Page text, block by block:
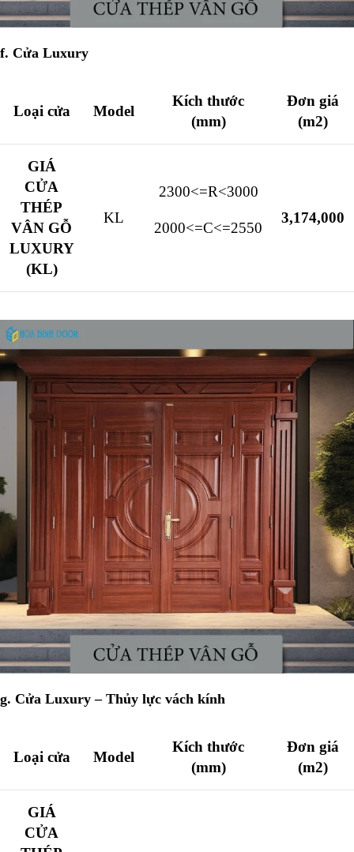
f. Cửa Luxury
Loại cửa Model
Kích thước
(mm)
Đơn giá
(m2)
GIÁ
CỬA
THÉP
VÂN GỖ
LUXURY
(KL)
KL
2300<=R<3000
2000<=C<=2550
3,174,000
g. Cửa Luxury– Thủy lực vách kính
Loại cửa Model
Kích thước
(mm)
Đơn giá
(m2)
GIÁ
CỬA